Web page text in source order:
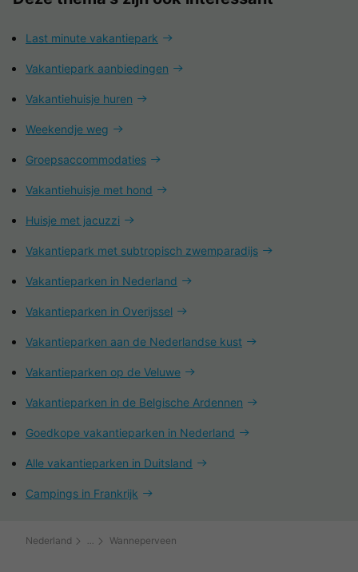
Last minute vakantiepark
Vakantiepark aanbiedingen
Vakantiehuisje huren
Weekendje weg
Groepsaccommodaties
Vakantiehuisje met hond
Huisje met jacuzzi
Vakantiepark met subtropisch zwemparadijs
Vakantieparken in Nederland
Vakantieparken in Overijssel
Vakantieparken aan de Nederlandse kust
Vakantieparken op de Veluwe
Vakantieparken in de Belgische Ardennen
Goedkope vakantieparken in Nederland
Alle vakantieparken in Duitsland
Campings in Frankrijk
Nederland Wanneperveen